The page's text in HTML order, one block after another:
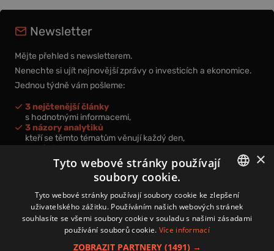
Newsletter
Mějte přehled s newsletterem.
Nenechte si ujít nejnovější zprávy o investicích a ekonomice.
Jednou týdně vám pošleme:
3 nejčtenější články
s hodnotnými informacemi,
3 názory analytiků
kteří se těmto tématům věnují každý den,
nová videa a podcasty
k prohloubení vašich znalostí.
Přihlášením k newsletteru vyjadřujete svůj souhlas spodmínkami
zpracování osobních údajů.
CZECH
×
Tyto webové stránky používají
soubory cookie.
Tyto webové stránky používají soubory cookie ke zlepšení
uživatelského zážitku. Používáním našich webových stránek
souhlasíte se všemi soubory cookie v souladu s našimi zásadami
používání souborů cookie. Více informací
ZOBRAZIT PARTNERY (1491) →